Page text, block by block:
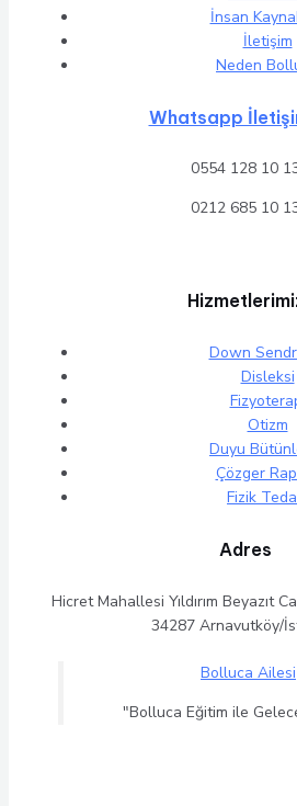
İnsan
İletişim
Neden
Whatsapp
0554 128 10
0212 685 10
Down
Disleksi
Otizm
Duyu
Çözger
Fizik
Adres
Hicret Mahallesi Yıldırım Beyazıt
34287 Arnavutköy/
Bolluca Ailesi
"Bolluca Eğitim ile